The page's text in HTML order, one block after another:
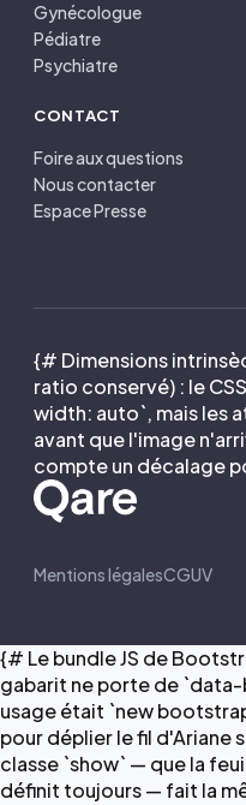
Gynécologue
Pédiatre
Psychiatre
CONTACT
Foire aux questions
Nous contacter
Espace Presse
{# Dimensions
ratio conservé) : le
width: auto`, mais les
avant que l'image
compte un décalage
Mentions légalesCGUV
{# Le bundle JS de
gabarit ne porte de
usage était `new
pour déplier le fil d'Ariane
classe `show` — que la
définit toujours — fait la